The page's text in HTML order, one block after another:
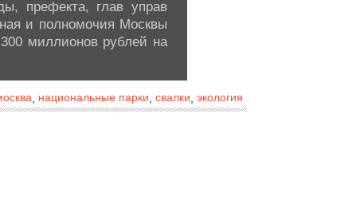
префекта, глав управ
и полномочия Москвы
миллионов рублей на
национальные парки свалки экология